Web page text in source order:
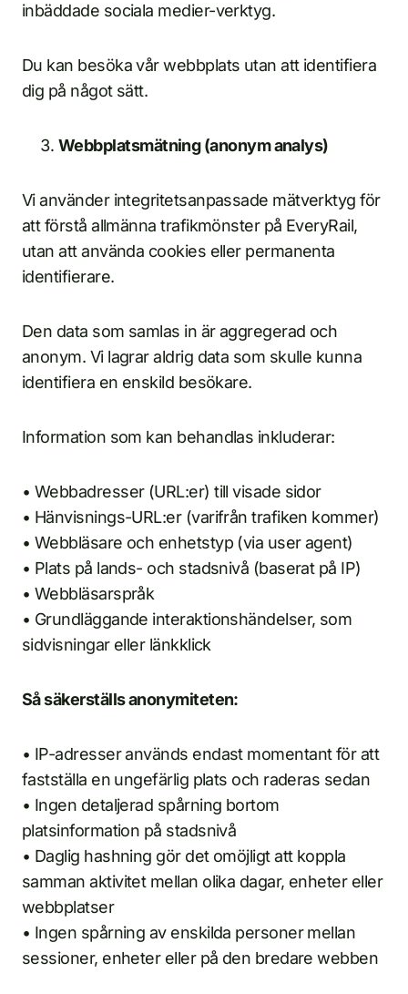
inbäddade sociala medier-verktyg.
Du kan besöka vår webbplats utan att identifiera
dig på något sätt.
Webbplatsmätning (anonym analys)
Vi använder integritetsanpassade mätverktyg för
att förstå allmänna trafikmönster på EveryRail,
utan att använda cookies eller permanenta
identifierare.
Den data som samlas in är aggregerad och
anonym. Vi lagrar aldrig data som skulle kunna
identifiera en enskild besökare.
Information som kan behandlas inkluderar:
• Webbadresser (URL:er) till visade sidor
• Hänvisnings-URL:er (varifrån trafiken kommer)
• Webbläsare och enhetstyp (via user agent)
• Plats på lands- och stadsnivå (baserat på IP)
• Webbläsarspråk
• Grundläggande interaktionshändelser, som
sidvisningar eller länkklick
Så säkerställs anonymiteten:
• IP-adresser används endast momentant för att
fastställa en ungefärlig plats och raderas sedan
• Ingen detaljerad spårning bortom
platsinformation på stadsnivå
• Daglig hashning gör det omöjligt att koppla
samman aktivitet mellan olika dagar, enheter eller
webbplatser
• Ingen spårning av enskilda personer mellan
sessioner, enheter eller på den bredare webben